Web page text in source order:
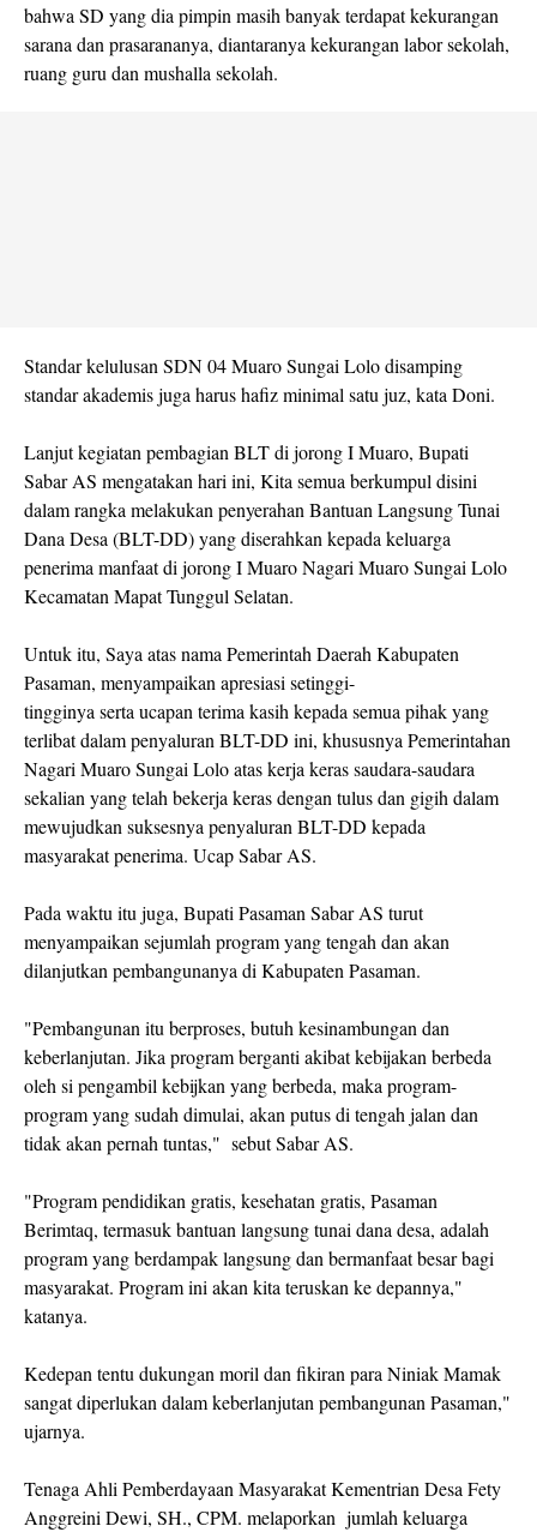
bahwa SD yang dia pimpin masih banyak terdapat kekurangan
sarana dan prasarananya, diantaranya kekurangan labor sekolah,
ruang guru dan mushalla sekolah.
Standar kelulusan SDN 04 Muaro Sungai Lolo disamping
standar akademis juga harus hafiz minimal satu juz, kata Doni.
Lanjut kegiatan pembagian BLT di jorong I Muaro, Bupati
Sabar AS mengatakan hari ini, Kita semua berkumpul disini
dalam rangka melakukan penyerahan Bantuan Langsung Tunai
Dana Desa (BLT-DD) yang diserahkan kepada keluarga
penerima manfaat di jorong I Muaro Nagari Muaro Sungai Lolo
Kecamatan Mapat Tunggul Selatan.
Untuk itu, Saya atas nama Pemerintah Daerah Kabupaten
Pasaman, menyampaikan apresiasi setinggi-
tingginya serta ucapan terima kasih kepada semua pihak yang
terlibat dalam penyaluran BLT-DD ini, khususnya Pemerintahan
Nagari Muaro Sungai Lolo atas kerja keras saudara-saudara
sekalian yang telah bekerja keras dengan tulus dan gigih dalam
mewujudkan suksesnya penyaluran BLT-DD kepada
masyarakat penerima. Ucap Sabar AS.
Pada waktu itu juga, Bupati Pasaman Sabar AS turut
menyampaikan sejumlah program yang tengah dan akan
dilanjutkan pembangunanya di Kabupaten Pasaman.
"Pembangunan itu berproses, butuh kesinambungan dan
keberlanjutan. Jika program berganti akibat kebijakan berbeda
oleh si pengambil kebijkan yang berbeda, maka program-
program yang sudah dimulai, akan putus di tengah jalan dan
tidak akan pernah tuntas," sebut Sabar AS.
"Program pendidikan gratis, kesehatan gratis, Pasaman
Berimtaq, termasuk bantuan langsung tunai dana desa, adalah
program yang berdampak langsung dan bermanfaat besar bagi
masyarakat. Program ini akan kita teruskan ke depannya,"
katanya.
Kedepan tentu dukungan moril dan fikiran para Niniak Mamak
sangat diperlukan dalam keberlanjutan pembangunan Pasaman,"
ujarnya.
Tenaga Ahli Pemberdayaan Masyarakat Kementrian Desa Fety
Anggreini Dewi, SH., CPM. melaporkan jumlah keluarga